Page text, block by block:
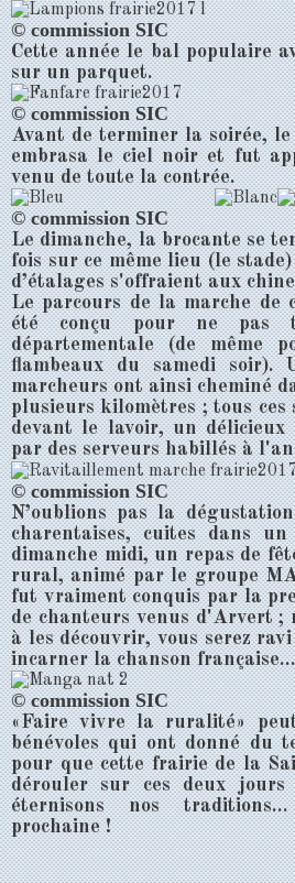
© commission SIC
Cette année le bal populaire
sur un parquet.
© commission SIC
Avant de terminer la soirée,
embrasa le ciel noir et fut
venu de toute la contrée.
© commission SIC
Le dimanche, la brocante se
fois sur ce même lieu (le
d’étalages s'offraient aux
Le parcours de la marche de
été conçu pour ne pas
départementale (de même
flambeaux du samedi soir).
marcheurs ont ainsi cheminé
plusieurs kilomètres ; tous ces
devant le lavoir, un
par des serveurs habillés à
© commission SIC
N’oublions pas la
charentaises, cuites dans
dimanche midi, un repas de
rural, animé par le groupe
fut vraiment conquis par la
de chanteurs venus d'Arvert ;
à les découvrir, vous serez
incarner la chanson française…
© commission SIC
«Faire vivre la ruralité»
bénévoles qui ont donné du
pour que cette frairie de la
dérouler sur ces deux jours
éternisons nos
prochaine !